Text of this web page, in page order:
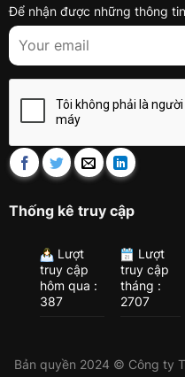
Để nhận được những thông
Thống kê truy cập
Lượt
truy cập
hôm qua :
387
Lượt
truy cập
tháng :
2707
Bản quyền 2024 © Công ty